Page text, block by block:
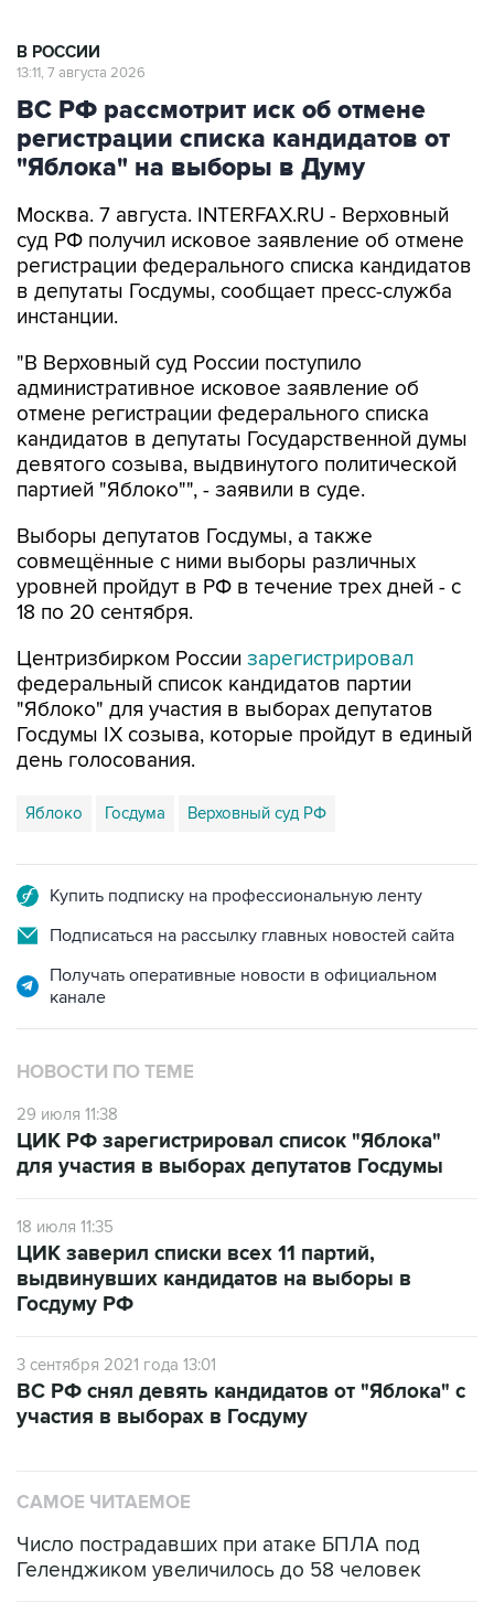
В РОССИИ
13:11, 7 августа 2026
ВС РФ рассмотрит иск об отмене
регистрации списка кандидатов от
"Яблока" на выборы в Думу
Москва. 7 августа. INTERFAX.RU - Верховный
суд РФ получил исковое заявление об отмене
регистрации федерального списка кандидатов
в депутаты Госдумы, сообщает пресс-служба
инстанции.
"В Верховный суд России поступило
административное исковое заявление об
отмене регистрации федерального списка
кандидатов в депутаты Государственной думы
девятого созыва, выдвинутого политической
партией "Яблоко"", - заявили в суде.
Выборы депутатов Госдумы, а также
совмещённые с ними выборы различных
уровней пройдут в РФ в течение трех дней - с
18 по 20 сентября.
Центризбирком России зарегистрировал
федеральный список кандидатов партии
"Яблоко" для участия в выборах депутатов
Госдумы IX созыва, которые пройдут в единый
день голосования.
Яблоко Госдума Верховный суд РФ
Купить подписку на профессиональную ленту
Подписаться на рассылку главных новостей сайта
Получать оперативные новости в официальном
канале
НОВОСТИ ПО ТЕМЕ
29 июля 11:38
ЦИК РФ зарегистрировал список "Яблока"
для участия в выборах депутатов Госдумы
18 июля 11:35
ЦИК заверил списки всех 11 партий,
выдвинувших кандидатов на выборы в
Госдуму РФ
3 сентября 2021 года 13:01
ВС РФ снял девять кандидатов от "Яблока" с
участия в выборах в Госдуму
САМОЕ ЧИТАЕМОЕ
Число пострадавших при атаке БПЛА под
Геленджиком увеличилось до 58 человек